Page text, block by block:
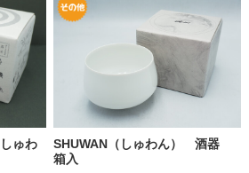
ゅわ
SHUWAN（しゅわん） 酒器
箱入